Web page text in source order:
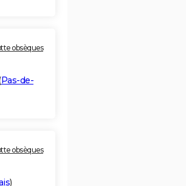
obsèques
Pas-de-
obsèques
)